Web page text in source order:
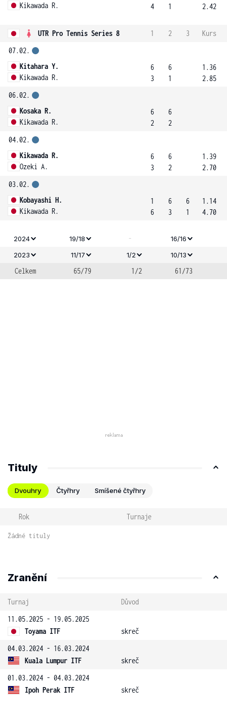
Kikawada R.
4
1
2.42
UTR Pro Tennis Series 8 1 2 3
Kurs
07.02.
Kitahara Y.
Kikawada R.
6
3
6
1
1.36
2.85
06.02.
Kosaka R.
Kikawada R.
6
2
6
2
04.02.
Kikawada R.
Ozeki A.
6
3
6
2
1.39
2.70
03.02.
Kobayashi H.
Kikawada R.
1
6
6
3
6
1
1.14
4.70
2024 19/18 -
16/16
2023
11/17 1/2 10/13
Celkem 65/79 1/2 61/73
Tituly
Dvouhry Čtyřhry Smíšené čtyřhry
Rok Turnaje
Žádné tituly
Zranění
Turnaj
Důvod
11.05.2025 - 19.05.2025
Toyama ITF
skreč
04.03.2024 - 16.03.2024
Kuala Lumpur ITF
skreč
01.03.2024 - 04.03.2024
Ipoh Perak ITF
skreč